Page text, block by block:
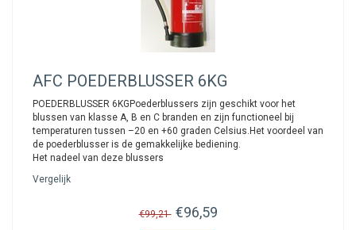
AFC POEDERBLUSSER 6KG
POEDERBLUSSER 6KGPoederblussers zijn geschikt voor het
blussen van klasse A, B en C branden en zijn functioneel bij
temperaturen tussen –20 en +60 graden Celsius.Het voordeel van
de poederblusser is de gemakkelijke bediening.
Het nadeel van deze blussers
Vergelijk
€99,21 €96,59